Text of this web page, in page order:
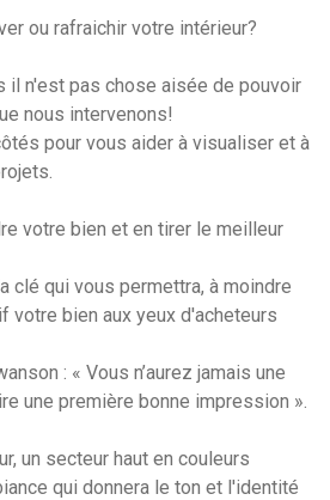
ou rafraichir votre intérieur?
il n'est pas chose aisée de pouvoir
nous intervenons!
pour vous aider à visualiser et à
votre bien et en tirer le meilleur
clé qui vous permettra, à moindre
votre bien aux yeux d'acheteurs
: « Vous n’aurez jamais une
une première bonne impression ».
un secteur haut en couleurs
qui donnera le ton et l'identité